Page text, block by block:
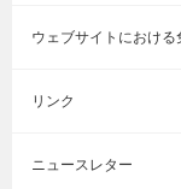
ウェブサイトにおける
リンク
ニュースレター